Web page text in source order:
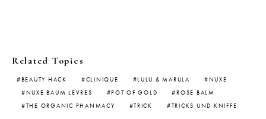
Related Topics
BEAUTY HACK CLINIQUE LULU & MARULA
NUXE
NUXE BAUM LEVRES
POT OF GOLD
ROSE BALM
THE ORGANIC PHANMACY
TRICK TRICKS UND KNIFFE